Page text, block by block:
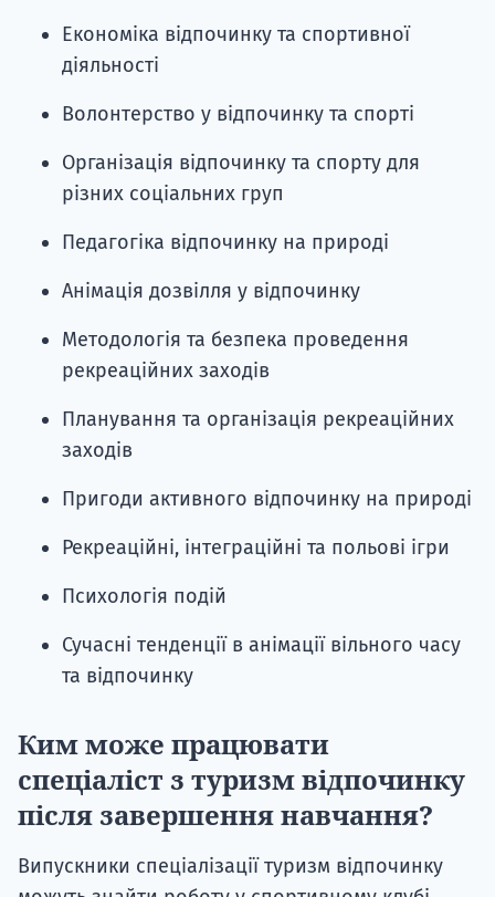
Економіка відпочинку та спортивної
діяльності
Волонтерство у відпочинку та спорті
Організація відпочинку та спорту для
різних соціальних груп
Педагогіка відпочинку на природі
Анімація дозвілля у відпочинку
Методологія та безпека проведення
рекреаційних заходів
Планування та організація рекреаційних
заходів
Пригоди активного відпочинку на природі
Рекреаційні, інтеграційні та польові ігри
Психологія подій
Сучасні тенденції в анімації вільного часу
та відпочинку
Ким може працювати
спеціаліст з туризм відпочинку
після завершення навчання?
Випускники спеціалізації туризм відпочинку